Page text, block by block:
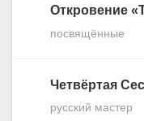
Откровение
посвящённые
Четвёртая
русский мастер